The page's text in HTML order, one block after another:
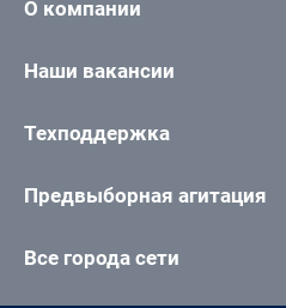
О компании
Наши вакансии
Техподдержка
Предвыборная агитация
Все города сети